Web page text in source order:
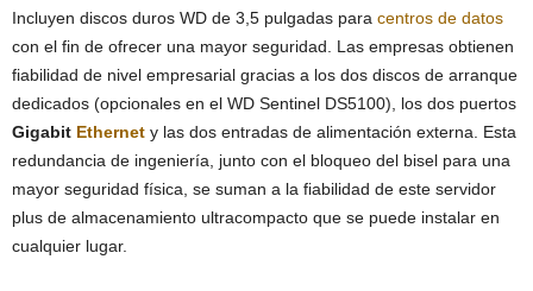
Incluyen discos duros WD de 3,5 pulgadas para centros de datos
con el fin de ofrecer una mayor seguridad. Las empresas obtienen
fiabilidad de nivel empresarial gracias a los dos discos de arranque
dedicados (opcionales en el WD Sentinel DS5100), los dos puertos
Gigabit Ethernet y las dos entradas de alimentación externa. Esta
redundancia de ingeniería, junto con el bloqueo del bisel para una
mayor seguridad física, se suman a la fiabilidad de este servidor
plus de almacenamiento ultracompacto que se puede instalar en
cualquier lugar.